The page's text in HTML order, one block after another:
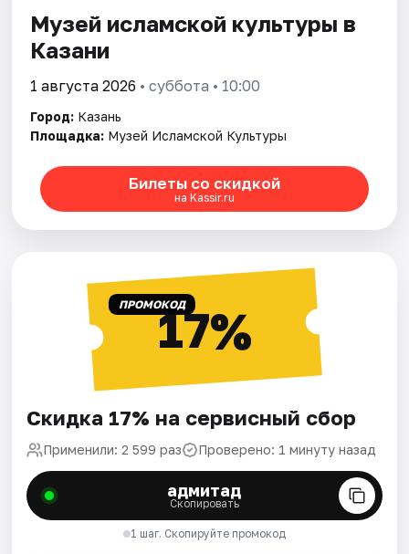
Музей исламской культуры в
Казани
1 августа 2026 • суббота • 10:00
Город: Казань
Площадка: Музей Исламской Культуры
Билеты со скидкой
на Kassir.ru
ПРОМОКОД17%
Скидка 17% на сервисный сбор
Применили: 2 599 раз Проверено: 1 минуту назад
адмитад
Скопировать
1 шаг. Скопируйте промокод